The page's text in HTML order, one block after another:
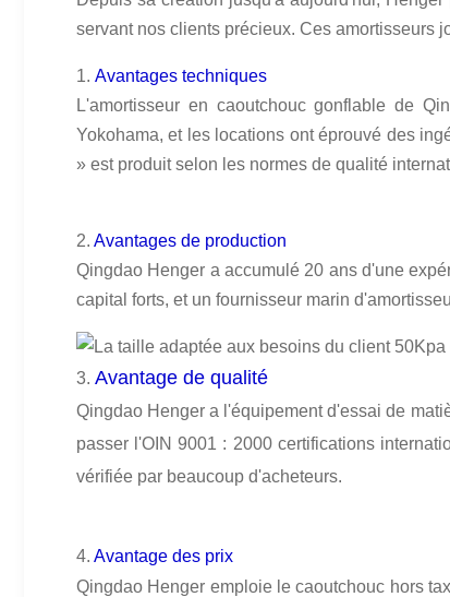
servant nos clients précieux. Ces amortisseurs
1. Avantages techniques
L'amortisseur en caoutchouc gonflable de
Yokohama, et les locations ont éprouvé des
» est produit selon les normes de qualité
2. Avantages de production
Qingdao Henger a accumulé 20 ans d'une
capital forts, et un fournisseur marin
3. Avantage de qualité
Qingdao Henger a l'équipement d'essai de
passer l'OIN 9001 : 2000 certifications
vérifiée par beaucoup d'acheteurs.
4. Avantage des prix
Qingdao Henger emploie le caoutchouc hors